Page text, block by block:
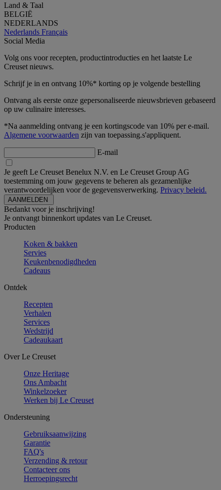
Land & Taal
BELGIË
NEDERLANDS
Nederlands Français
Social Media
Volg ons voor recepten, productintroducties en het laatste Le
Creuset nieuws.
Schrijf je in en ontvang 10%* korting op je volgende bestelling
Ontvang als eerste onze gepersonaliseerde nieuwsbrieven gebaseerd
op uw culinaire interesses.
*Na aanmelding ontvang je een kortingscode van 10% per e-mail.
Algemene voorwaarden zijn van toepassing.s'appliquent.
E-mail
Je geeft Le Creuset Benelux N.V. en Le Creuset Group AG
toestemming om jouw gegevens te beheren als gezamenlijke
verantwoordelijken voor de gegevensverwerking. Privacy beleid.
Bedankt voor je inschrijving!
Je ontvangt binnenkort updates van Le Creuset.
Producten
Koken & bakken
Servies
Keukenbenodigdheden
Cadeaus
Ontdek
Recepten
Verhalen
Services
Wedstrijd
Cadeaukaart
Over Le Creuset
Onze Heritage
Ons Ambacht
Winkelzoeker
Werken bij Le Creuset
Ondersteuning
Gebruiksaanwijzing
Garantie
FAQ's
Verzending & retour
Contacteer ons
Herroepingsrecht